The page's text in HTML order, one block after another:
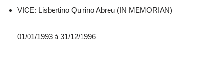
VICE: Lisbertino Quirino Abreu (IN MEMORIAN)
01/01/1993 á 31/12/1996